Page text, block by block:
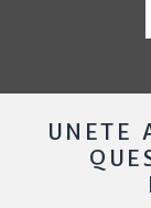
UNETE